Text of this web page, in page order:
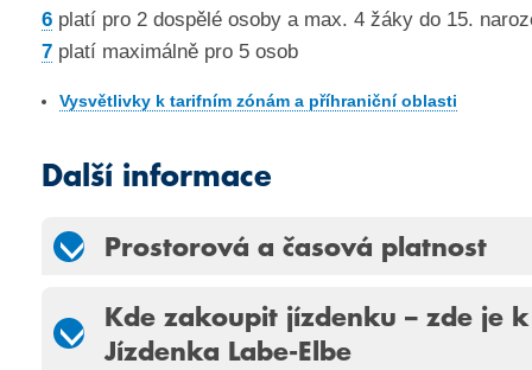
6 platí pro 2 dospělé osoby a max. 4 žáky do 15.
7 platí maximálně pro 5 osob
Vysvětlivky k tarifním zónám a příhraniční oblasti
Další informace
Prostorová a časová platnost
Kde zakoupit jízdenku – zde je
Jízdenka Labe-Elbe